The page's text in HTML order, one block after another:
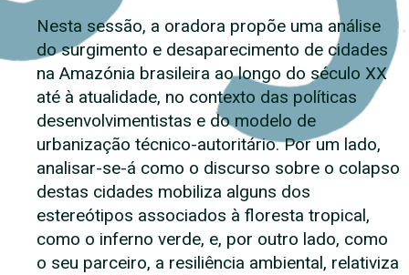
Nesta sessão, a oradora propõe uma análise
do surgimento e desaparecimento de cidades
na Amazónia brasileira ao longo do século XX
até à atualidade, no contexto das políticas
desenvolvimentistas e do modelo de
urbanização técnico-autoritário. Por um lado,
analisar-se-á como o discurso sobre o colapso
destas cidades mobiliza alguns dos
estereótipos associados à floresta tropical,
como o inferno verde, e, por outro lado, como
o seu parceiro, a resiliência ambiental, relativiza